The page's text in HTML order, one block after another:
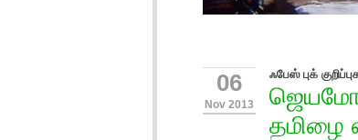
06
Nov 2013
ஃபேஸ் புக்
தமிழை